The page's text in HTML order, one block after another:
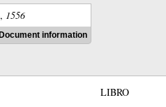
, 1556
Document information
LIBRO